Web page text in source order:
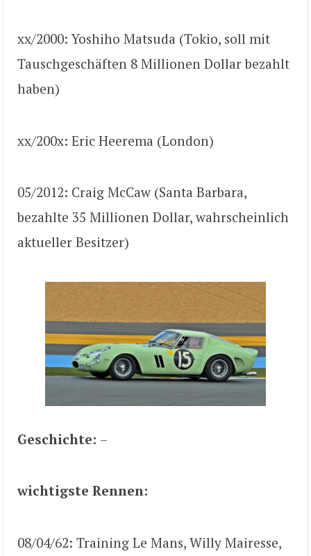
xx/2000: Yoshiho Matsuda (Tokio, soll mit
Tauschgeschäften 8 Millionen Dollar bezahlt
haben)
xx/200x: Eric Heerema (London)
05/2012: Craig McCaw (Santa Barbara,
bezahlte 35 Millionen Dollar, wahrscheinlich
aktueller Besitzer)
Geschichte: –
wichtigste Rennen:
08/04/62: Training Le Mans, Willy Mairesse,